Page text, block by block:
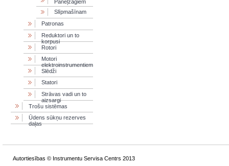
Paneļzāģiem
Slīpmašīnam
Patronas
Reduktori un to
korpusi
Rotori
Motori
elektroinstrumentiem
Slēdži
Statori
Strāvas vadi un to
aizsargi
Trošu sistēmas
Ūdens sūkņu rezerves
daļas
Autortiesības © Instrumentu Servisa Centrs 2013